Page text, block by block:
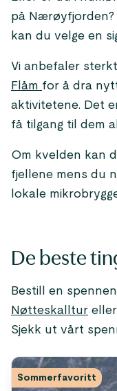
på Nærøyfjorden?
kan du velge en
Vi anbefaler
Flåm for å dra
aktivitetene. Det
få tilgang til dem
Om kvelden kan
fjellene mens du
lokale
De beste
Bestill en
Nøtteskalltur
Sjekk ut vårt
Sommerfavoritt